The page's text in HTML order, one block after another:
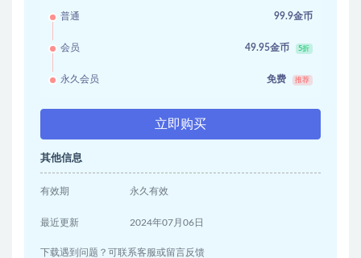
普通 99.9金币
会员 49.95金币 5折
永久会员 免费 推荐
立即购买
其他信息
有效期 永久有效
最近更新 2024年07月06日
下载遇到问题？可联系客服或留言反馈